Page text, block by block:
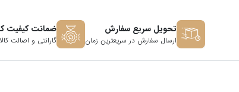
تحویل سریع سفارش
ارسال سفارش در سریعترین زمان
ضمانت کیفیت
گارانتی و اصالت کالا